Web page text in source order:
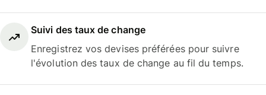
Suivi des taux de change
Enregistrez vos devises préférées pour suivre
l'évolution des taux de change au fil du temps.